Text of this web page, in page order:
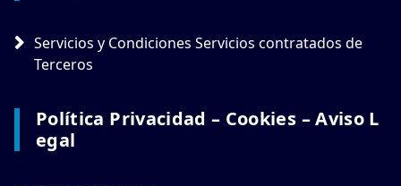
Servicios y Condiciones Servicios contratados de
Terceros
Política Privacidad – Cookies – Aviso L
Egal